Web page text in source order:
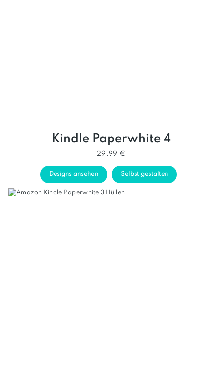
Kindle Paperwhite 4
29.99 €
Designs ansehen Selbst gestalten